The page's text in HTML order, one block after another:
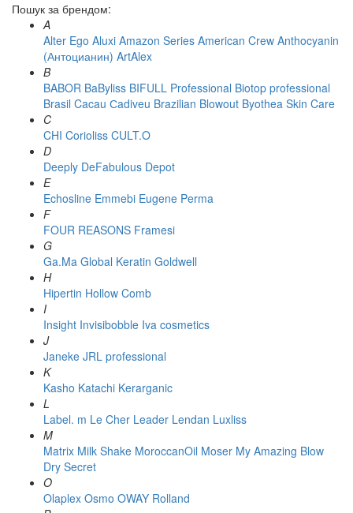
Пошук за брендом:
A
Alter Ego Aluxi Amazon Series American Crew Anthocyanin
(Антоцианин) ArtAlex
B
BABOR BaByliss BIFULL Professional Biotop professional
Brasil Cacau Сadiveu Brazilian Blowout Byothea Skin Care
C
CHI Corioliss CULT.O
D
Deeply DeFabulous Depot
E
Echosline Emmebi Eugene Perma
F
FOUR REASONS Framesi
G
Ga.Ma Global Keratin Goldwell
H
Hipertin Hollow Comb
I
Insight Invisibobble Iva cosmetics
J
Janeke JRL professional
K
Kasho Katachi Kerarganic
L
Label. m Le Cher Leader Lendan Luxliss
M
Matrix Milk Shake MoroccanOil Moser My Amazing Blow
Dry Secret
O
Olaplex Osmo OWAY Rolland